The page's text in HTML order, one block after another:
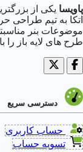
لایه های
ابعاد فایل :
حجم فایل
پاویسا یکی از
اتکا به تیم طراحی
موضوعات بنر
طرح های لایه باز را
دسترسی سریع
حساب کاربری
تسویه حساب